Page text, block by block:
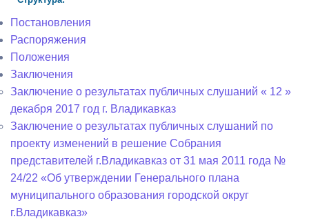
Постановления
Распоряжения
Положения
Заключения
Заключение о результатах публичных слушаний « 12 »
декабря 2017 год г. Владикавказ
Заключение о результатах публичных слушаний по
проекту изменений в решение Собрания
представителей г.Владикавказ от 31 мая 2011 года №
24/22 «Об утверждении Генерального плана
муниципального образования городской округ
г.Владикавказ»